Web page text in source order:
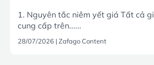
1. Nguyên tắc niêm yết giá Tất cả
cung cấp trên......
28/07/2026 |Zafago Content